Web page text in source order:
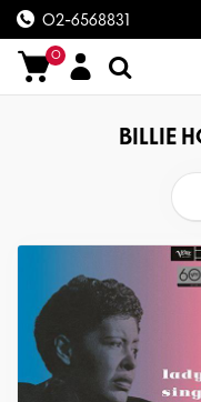
02-6568831
0